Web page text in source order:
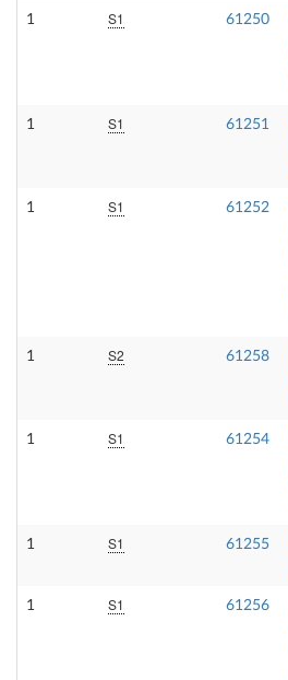
1 S1 61250
1 S1 61251
1 S1 61252
1 S2 61258
1 S1 61254
1 S1 61255
1 S1 61256